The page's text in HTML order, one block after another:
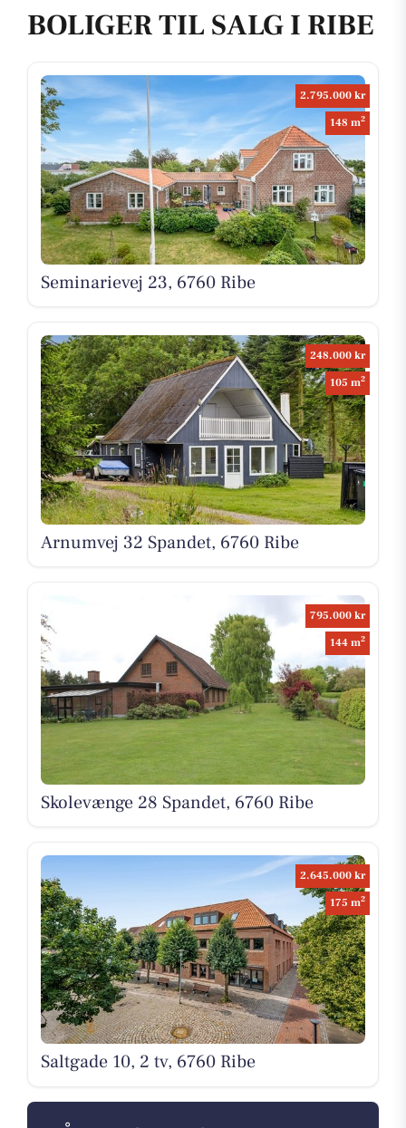
BOLIGER TIL SALG I RIBE
2.795.000 kr
148 m2
Seminarievej 23, 6760 Ribe
248.000 kr
105 m2
Arnumvej 32 Spandet, 6760 Ribe
795.000 kr
144 m2
Skolevænge 28 Spandet, 6760 Ribe
2.645.000 kr
175 m2
Saltgade 10, 2 tv, 6760 Ribe